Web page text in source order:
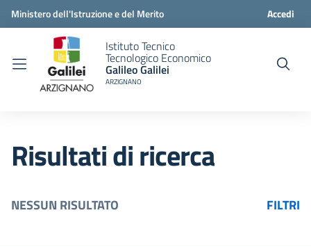
Ministero dell'Istruzione e del Merito Accedi
Istituto Tecnico
Tecnologico Economico
Galileo Galilei
ARZIGNANO
Risultati di ricerca
NESSUN RISULTATO FILTRI